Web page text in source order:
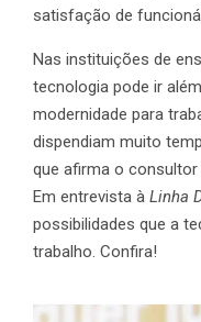
satisfação de
Nas instituições de
tecnologia pode ir
modernidade para
dispendiam muito
que afirma o
Em entrevista à Linha
possibilidades que a
trabalho. Confira!